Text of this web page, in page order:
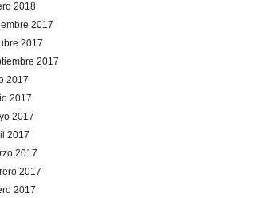
2018
2017
2017
2017
2017
2017
2017
2017
2017
2017
2017